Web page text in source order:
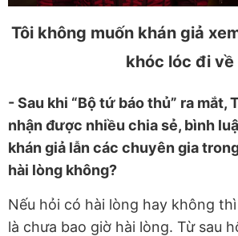
Tôi không muốn khán giả
khóc lóc đi về
- Sau khi “Bộ tứ báo thủ” ra mắt,
nhận được nhiều chia sẻ, bình
khán giả lẫn các chuyên gia
hài lòng không?
Nếu hỏi có hài lòng hay không
là chưa bao giờ hài lòng. Từ sau